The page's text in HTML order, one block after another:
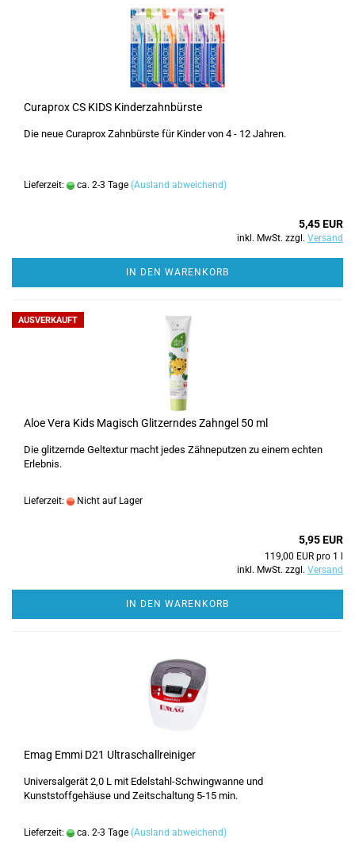
Curaprox CS KIDS Kinderzahnbürste
Die neue Curaprox Zahnbürste für Kinder von 4 - 12 Jahren.
Lieferzeit: ca. 2-3 Tage (Ausland abweichend)
5,45 EUR
inkl. MwSt. zzgl. Versand
IN DEN WARENKORB
AUSVERKAUFT
Aloe Vera Kids Magisch Glitzerndes Zahngel 50 ml
Die glitzernde Geltextur macht jedes Zähneputzen zu einem echten
Erlebnis.
Lieferzeit: Nicht auf Lager
5,95 EUR
119,00 EUR pro 1 l
inkl. MwSt. zzgl. Versand
IN DEN WARENKORB
Emag Emmi D21 Ultraschallreiniger
Universalgerät 2,0 L mit Edelstahl-Schwingwanne und
Kunststoffgehäuse und Zeitschaltung 5-15 min.
Lieferzeit: ca. 2-3 Tage (Ausland abweichend)